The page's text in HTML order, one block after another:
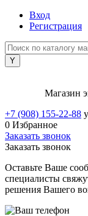
Вход
Регистрация
Магазин
+7 (908) 155-22-88
0 Избранное
Заказать звонок
Заказать звонок
Оставьте Ваше
специалисты
решения Вашего